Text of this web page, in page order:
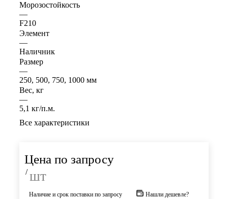
Морозостойкость
—
F210
Элемент
—
Наличник
Размер
—
250, 500, 750, 1000 мм
Вес, кг
—
5,1 кг/п.м.
Все характеристики
Цена по запросу
/ шт
Наличие и срок поставки по запросу Нашли дешевле?